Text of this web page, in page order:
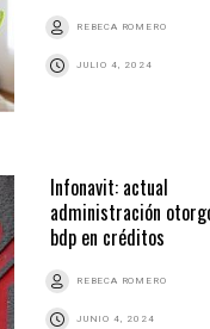
REBECA ROMERO
JULIO 4, 2024
Infonavit: actual
administración
bdp en créditos
REBECA ROMERO
JUNIO 4, 2024